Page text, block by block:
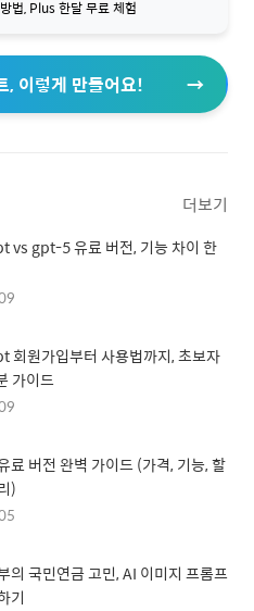
, 이렇게 만들어요!
더보기
vs gpt-5 유료 버전, 기능 차이 한
회원가입부터 사용법까지, 초보자
가이드
료 버전 완벽 가이드 (가격, 기능, 할
)
의 국민연금 고민, AI 이미지 프롬프
기